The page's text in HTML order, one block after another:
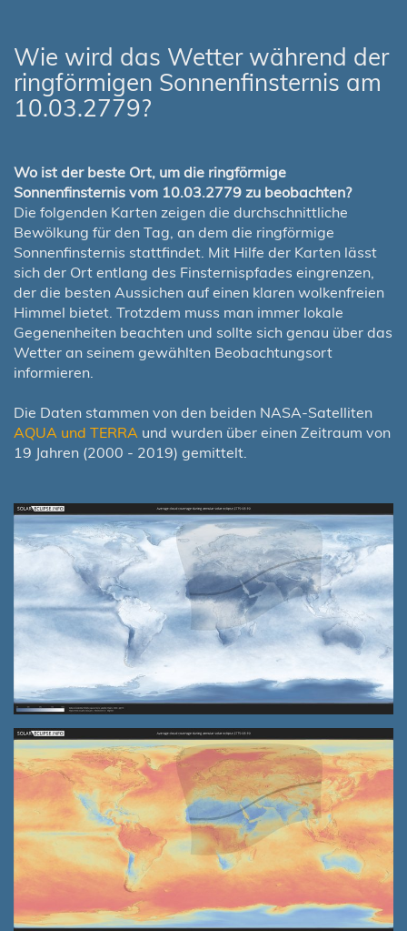
Wie wird das Wetter während der
ringförmigen Sonnenfinsternis am
10.03.2779?
Wo ist der beste Ort, um die ringförmige
Sonnenfinsternis vom 10.03.2779 zu beobachten?
Die folgenden Karten zeigen die durchschnittliche
Bewölkung für den Tag, an dem die ringförmige
Sonnenfinsternis stattfindet. Mit Hilfe der Karten lässt
sich der Ort entlang des Finsternispfades eingrenzen,
der die besten Aussichen auf einen klaren wolkenfreien
Himmel bietet. Trotzdem muss man immer lokale
Gegenenheiten beachten und sollte sich genau über das
Wetter an seinem gewählten Beobachtungsort
informieren.
Die Daten stammen von den beiden NASA-Satelliten
AQUA und TERRA und wurden über einen Zeitraum von
19 Jahren (2000 - 2019) gemittelt.